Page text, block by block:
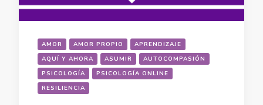
AMOR AMOR PROPIO
APRENDIZAJE
AQUÍ Y AHORA
ASUMIR
AUTOCOMPASIÓN
PSICOLOGÍA
PSICOLOGÍA ONLINE
RESILIENCIA